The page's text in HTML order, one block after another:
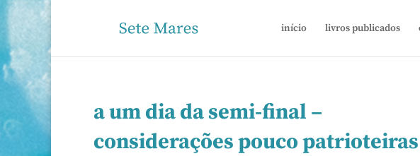
início livros publicados
a um dia da semi-final –
considerações pouco